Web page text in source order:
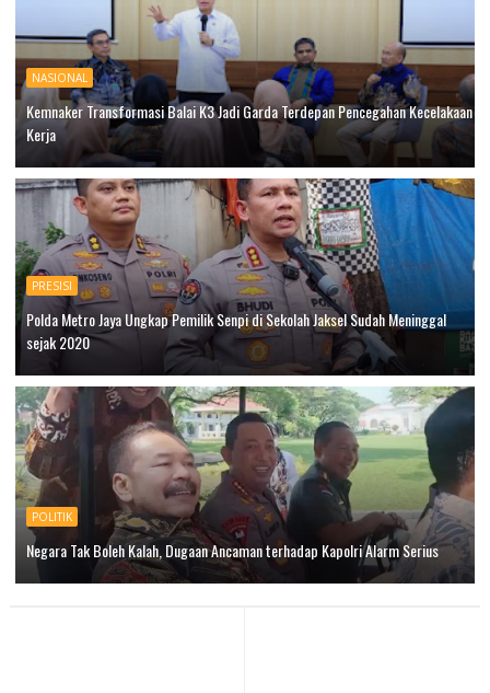
NASIONAL
Kemnaker Transformasi Balai K3 Jadi Garda Terdepan Pencegahan Kecelakaan
Kerja
PRESISI
Polda Metro Jaya Ungkap Pemilik Senpi di Sekolah Jaksel Sudah Meninggal
sejak 2020
POLITIK
Negara Tak Boleh Kalah, Dugaan Ancaman terhadap Kapolri Alarm Serius